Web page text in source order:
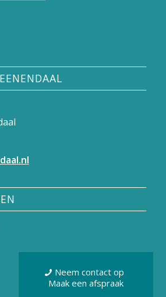
Neem contact op
Maak een afspraak